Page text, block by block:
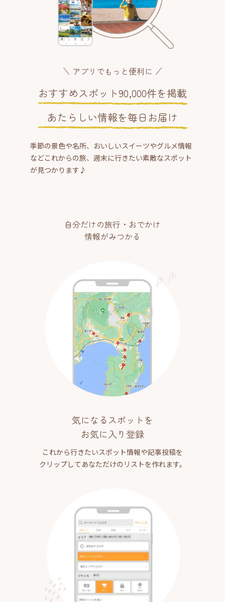
アプリでもっと便利に
おすすめスポット90,000件を掲載
あたらしい情報を毎日お届け
季節の景色や名所、おいしいスイーツやグルメ情報
などこれからの旅、週末に行きたい素敵なスポット
が見つかります♪
自分だけの旅行・おでかけ
情報がみつかる
気になるスポットを
お気に入り登録
これから行きたいスポット情報や記事投稿を
クリップしてあなただけのリストを作れます。